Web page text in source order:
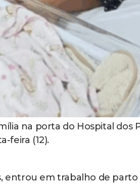
na porta do Hospital dos
feira (12).
entrou em trabalho de